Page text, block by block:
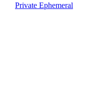
Private Ephemeral